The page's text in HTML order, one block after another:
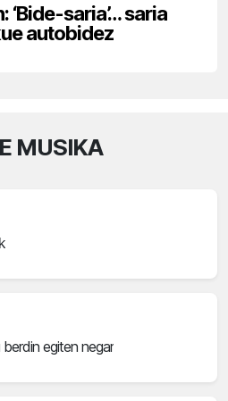
‘Bide-saria’… saria
autobidez
MUSIKA
egiten negar